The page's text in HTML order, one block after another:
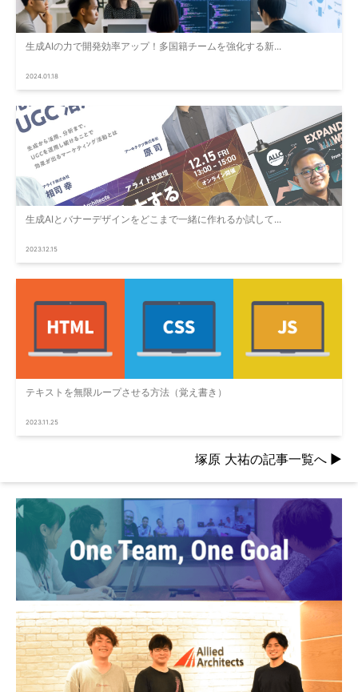
生成AIの力で開発効率アップ！多国籍チームを強化する新...
2024.01.18
生成AIとバナーデザインをどこまで一緒に作れるか試して...
2023.12.15
テキストを無限ループさせる方法（覚え書き）
2023.11.25
塚原 大祐の記事一覧へ ▶︎